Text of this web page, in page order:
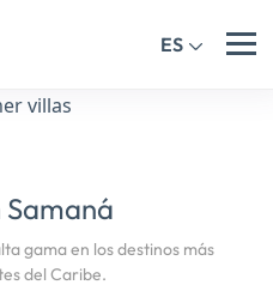
ES
Samaná
gama en los destinos más
del Caribe.